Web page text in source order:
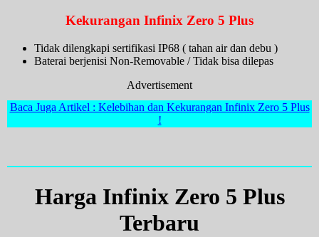
Kekurangan Infinix Zero 5 Plus
Tidak dilengkapi sertifikasi IP68 ( tahan air dan debu )
Baterai berjenisi Non-Removable / Tidak bisa dilepas
Advertisement
Baca Juga Artikel : Kelebihan dan Kekurangan Infinix Zero 5 Plus
!
Harga Infinix Zero 5 Plus
Terbaru